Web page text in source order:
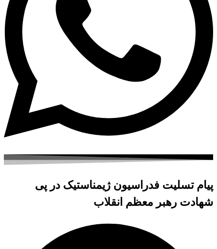
پیام تسلیت فدراسیون ژیمناستیک در پی
شهادت رهبر معظم انقلاب